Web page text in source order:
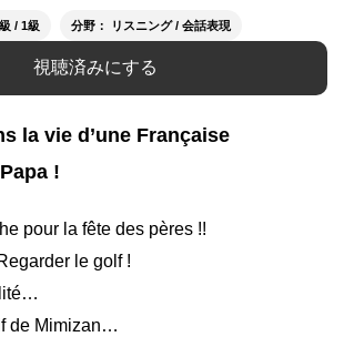
/ 1級 分野： リスニング / 会話表現
視聴済みにする
la vie d’une Française
!
pour la fête des pères !!
le golf !
de Mimizan…